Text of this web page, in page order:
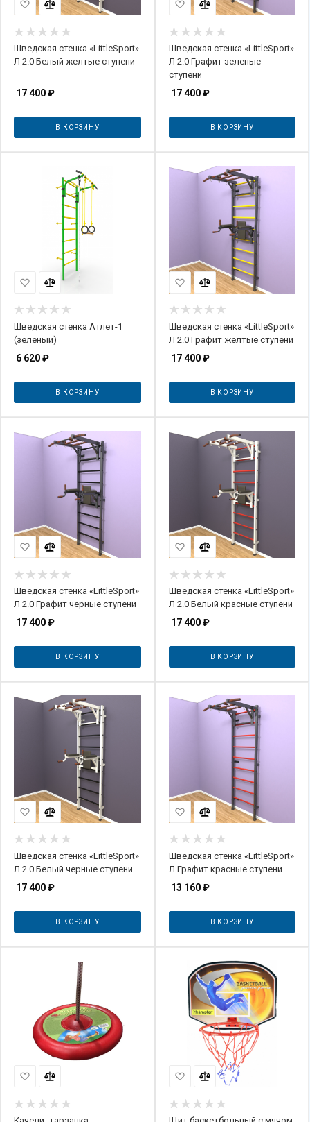
Шведская стенка «LittleSport»
Л 2.0 Белый желтые ступени
17 400₽
В КОРЗИНУ
Шведская стенка «LittleSport»
Л 2.0 Графит зеленые
ступени
17 400₽
В КОРЗИНУ
Шведская стенка Атлет-1
(зеленый)
6 620₽
В КОРЗИНУ
Шведская стенка «LittleSport»
Л 2.0 Графит желтые ступени
17 400₽
В КОРЗИНУ
Шведская стенка «LittleSport»
Л 2.0 Графит черные ступени
17 400₽
В КОРЗИНУ
Шведская стенка «LittleSport»
Л 2.0 Белый красные ступени
17 400₽
В КОРЗИНУ
Шведская стенка «LittleSport»
Л 2.0 Белый черные ступени
17 400₽
В КОРЗИНУ
Шведская стенка «LittleSport»
Л Графит красные ступени
13 160₽
В КОРЗИНУ